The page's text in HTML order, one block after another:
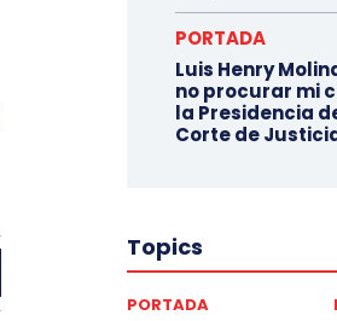
PORTADA
Luis Henry
no procurar mi
la Presidencia
Corte de
Topics
PORTADA